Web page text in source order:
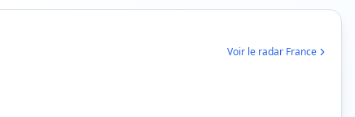
Voir le radar France